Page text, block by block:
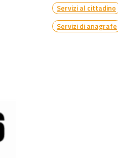
Servizi al cittadino
Servizi di anagrafe